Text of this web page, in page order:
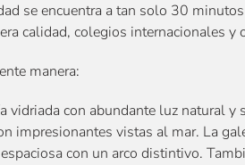
se encuentra a tan solo 30
calidad, colegios internacionales y
manera:
vidriada con abundante luz natural y
impresionantes vistas al mar. La
con un arco distintivo.